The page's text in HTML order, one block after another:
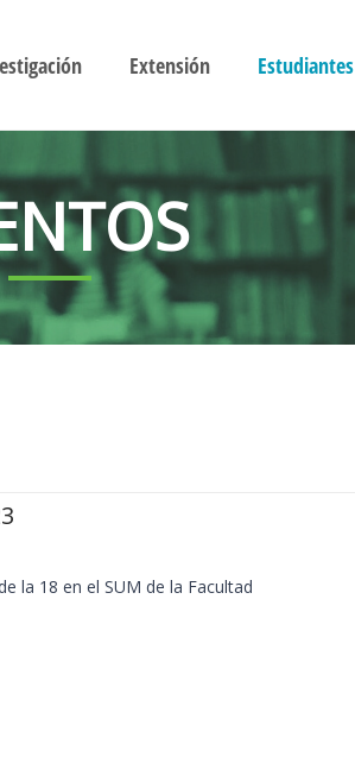
Extensión Estudiantes
la 18 en el SUM de la Facultad